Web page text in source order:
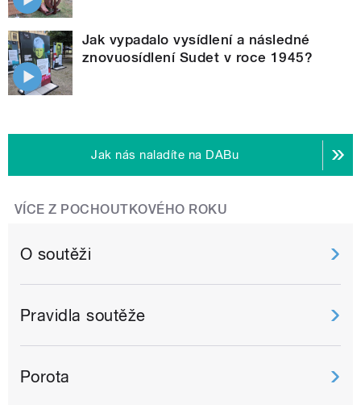
Jak vypadalo vysídlení a následné
znovuosídlení Sudet v roce 1945?
Jak nás naladíte na DABu
VÍCE Z POCHOUTKOVÉHO ROKU
O soutěži
Pravidla soutěže
Porota